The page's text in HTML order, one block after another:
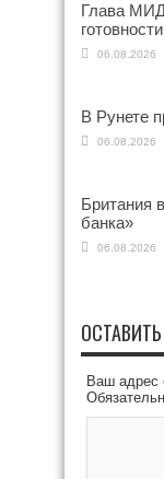
Глава
06.08.2026
В Рунете
06.08.2026
Британия
банка»
06.08.2026
Ваш адрес